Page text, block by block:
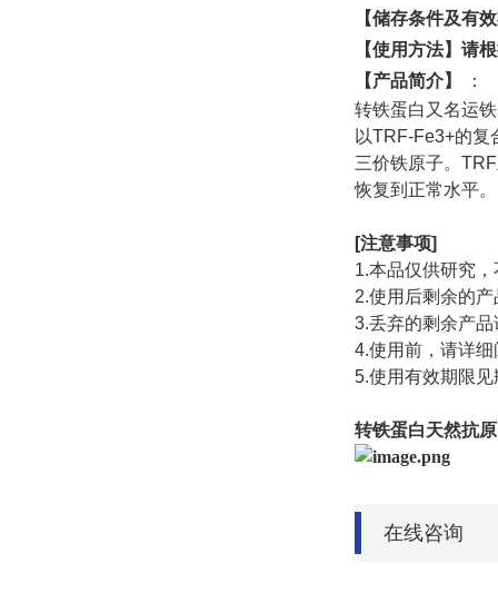
【储存条件及有
【使用方法】请
【产品简介】
：
转铁蛋白又名运
以TRF-Fe3+的复
三价铁原子。 TRF
恢复到正常水平。
[注意事项]
1.本品仅供研究
2.使用后剩余的
3.丢弃的剩余产
4.使用前，请详
5.使用有效期限见
转铁蛋白天然抗原
在线咨询